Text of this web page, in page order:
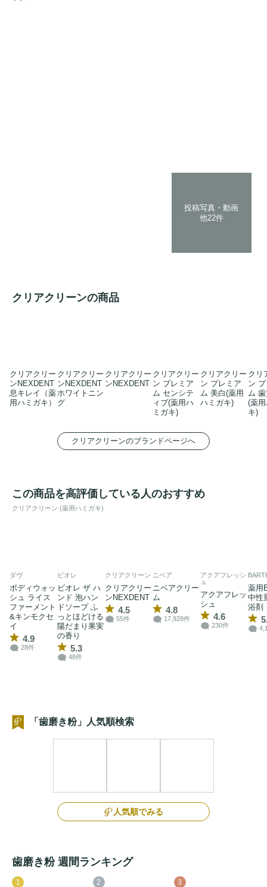
投稿写真・動画
他22件
クリアクリーンの商品
クリアクリー
ンNEXDENT
息キレイ（薬
用ハミガキ）
クリアクリー
ンNEXDENT
ホワイトニン
グ
クリアクリー
ンNEXDENT
クリアクリー
ン プレミア
ム センシテ
ィブ(薬用ハ
ミガキ)
クリアクリー
ン プレミア
ム 美白(薬用
ハミガキ)
クリ
ン
ム
(薬
キ)
クリアクリーンのブランドページへ
この商品を高評価している人のおすすめ
クリアクリーン (薬用ハミガキ)
ダヴ
ボディウォッ
シュ ライス
ファーメント
&キンモクセ
イ
4.9
28件
ビオレ
ビオレ ザ ハ
ンド 泡ハン
ドソープ ふ
っとほどける
陽だまり果実
の香り
5.3
48件
クリアクリーン
クリアクリー
ンNEXDENT
4.5
55件
ニベア
ニベアクリー
ム
4.8
17,928件
アクアフレッシ
ュ
アクアフレッ
シュ
4.6
230件
薬用
中性
浴剤
「歯磨き粉」人気順検索
人気順でみる
歯磨き粉 週間ランキング
1 2 3